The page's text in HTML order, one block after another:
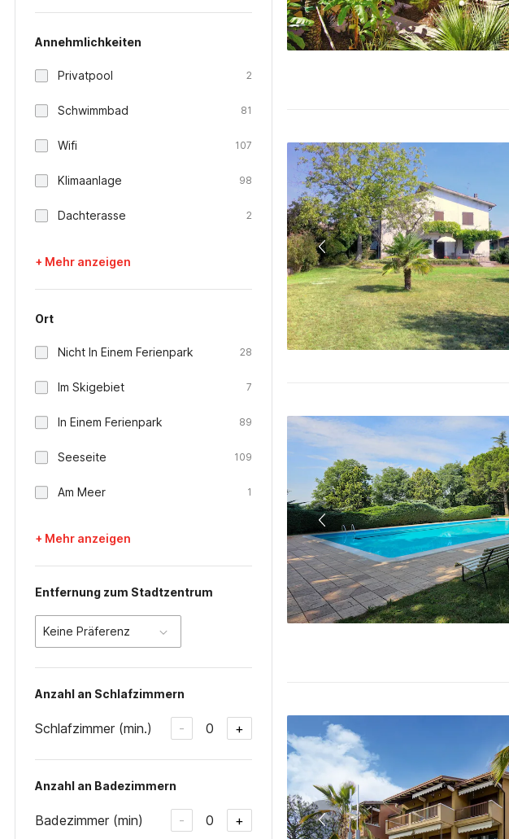
Annehmlichkeiten
Privatpool 2
Schwimmbad 81
Wifi 107
Klimaanlage 98
Dachterasse 2
+ Mehr anzeigen
Ort
Nicht In Einem Ferienpark 28
Im Skigebiet 7
In Einem Ferienpark 89
Seeseite 109
Am Meer 1
+ Mehr anzeigen
Entfernung zum Stadtzentrum
Keine Präferenz
Anzahl an Schlafzimmern
Schlafzimmer (min.) - 0 +
Anzahl an Badezimmern
Badezimmer (min) - 0 +